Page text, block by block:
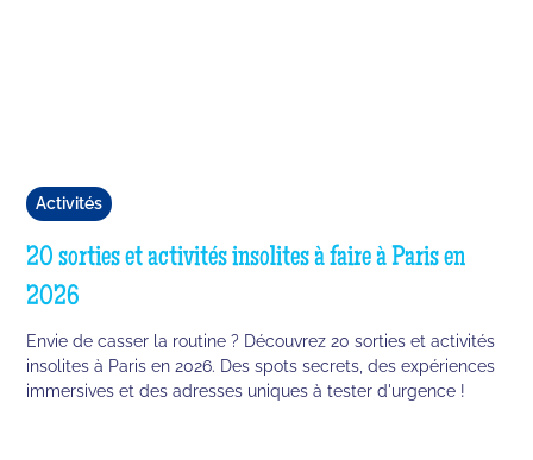
Activités
20 sorties et activités insolites à faire à Paris en
2026
Envie de casser la routine ? Découvrez 20 sorties et activités
insolites à Paris en 2026. Des spots secrets, des expériences
immersives et des adresses uniques à tester d'urgence !